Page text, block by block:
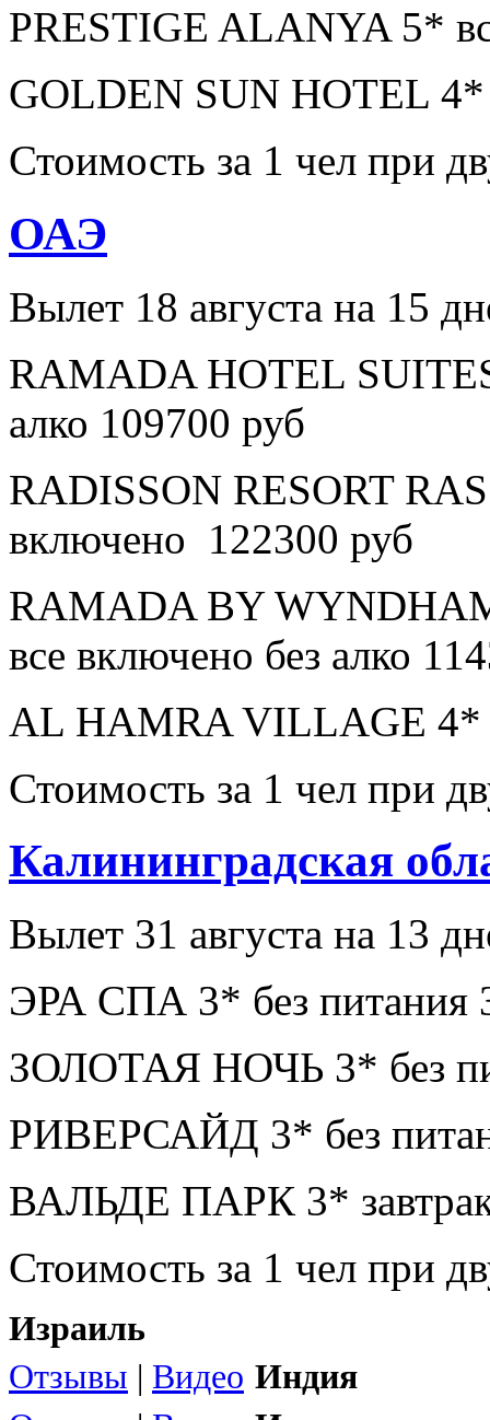
PRESTIGE ALANYA 5*
GOLDEN SUN HOTEL 4*
Стоимость за 1 чел при
ОАЭ
Вылет 18 августа на 15
RAMADA HOTEL
алко 109700 руб
RADISSON RESORT
включено 122300 руб
RAMADA BY
все включено без алко
AL HAMRA VILLAGE 4*
Стоимость за 1 чел при
Калининградская
Вылет 31 августа на 13
ЭРА СПА 3* без питания
ЗОЛОТАЯ НОЧЬ 3* без
РИВЕРСАЙД 3* без
ВАЛЬДЕ ПАРК 3*
Стоимость за 1 чел при
Израиль
Отзывы | Видео Индия